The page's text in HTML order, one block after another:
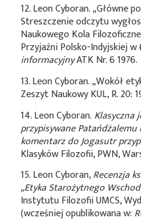
12. Leon Cyboran. „Główne
Streszczenie odczytu
Naukowego Kola
Przyjaźni Polsko-Indyjskiej w
informacyjnyATK Nr. 6 1976.
13. Leon Cyboran. „Wokół
Zeszyt Naukowy KUL, R. 20:
14. Leon Cyboran. Klasyczna
przypisywane Patańdżalemu
komentarz do Jogasutr
Klasyków Filozofii, PWN,
15. Leon Cyboran,Recenzja
„Etyka Starożytnego
Instytutu Filozofii UMCS,
(wcześniej opublikowana w: